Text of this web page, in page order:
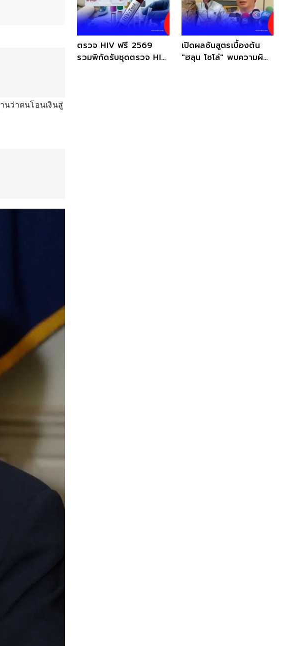
นว่าตนโอนเงินสู่
ตรวจ HIV ฟรี 2569
รวมพิกัดรับชุดตรวจ HIV
เปิดผลชันสูตรเบื้องต้น
"ฮลุน โซโล่" พบความผิด